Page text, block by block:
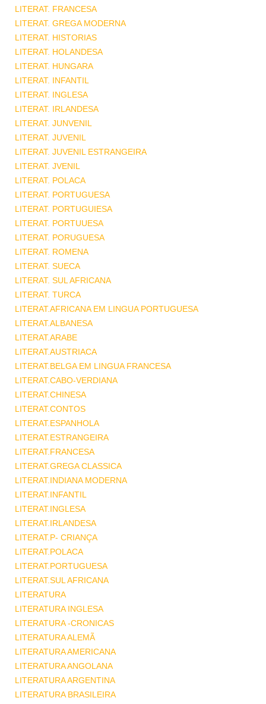
LITERAT. FRANCESA
LITERAT. GREGA MODERNA
LITERAT. HISTORIAS
LITERAT. HOLANDESA
LITERAT. HUNGARA
LITERAT. INFANTIL
LITERAT. INGLESA
LITERAT. IRLANDESA
LITERAT. JUNVENIL
LITERAT. JUVENIL
LITERAT. JUVENIL ESTRANGEIRA
LITERAT. JVENIL
LITERAT. POLACA
LITERAT. PORTUGUESA
LITERAT. PORTUGUIESA
LITERAT. PORTUUESA
LITERAT. PORUGUESA
LITERAT. ROMENA
LITERAT. SUECA
LITERAT. SUL AFRICANA
LITERAT. TURCA
LITERAT.AFRICANA EM LINGUA PORTUGUESA
LITERAT.ALBANESA
LITERAT.ARABE
LITERAT.AUSTRIACA
LITERAT.BELGA EM LINGUA FRANCESA
LITERAT.CABO-VERDIANA
LITERAT.CHINESA
LITERAT.CONTOS
LITERAT.ESPANHOLA
LITERAT.ESTRANGEIRA
LITERAT.FRANCESA
LITERAT.GREGA CLASSICA
LITERAT.INDIANA MODERNA
LITERAT.INFANTIL
LITERAT.INGLESA
LITERAT.IRLANDESA
LITERAT.P- CRIANÇA
LITERAT.POLACA
LITERAT.PORTUGUESA
LITERAT.SUL AFRICANA
LITERATURA
LITERATURA INGLESA
LITERATURA -CRONICAS
LITERATURA ALEMÃ
LITERATURA AMERICANA
LITERATURA ANGOLANA
LITERATURA ARGENTINA
LITERATURA BRASILEIRA